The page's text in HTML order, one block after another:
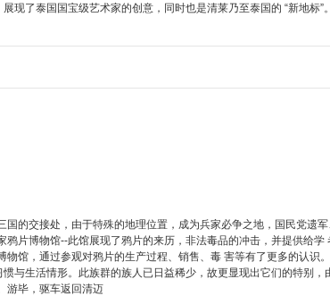
现了泰国国宝级艺术家的创意，同时也是清莱乃至泰国的 “新地标”。
的交接处，由于特殊的地理位置，成为兵家必争之地，国民党遗军
片博物馆--此馆展现了鸦片的来历，非法毒品的冲击，并提供给
馆，通过参观对鸦片的生产过程、销售、毒 害等有了更多的认识。
活情形。此族群的族人已日益稀少，故更显现出它们的特别，
游毕，驱车返回清迈